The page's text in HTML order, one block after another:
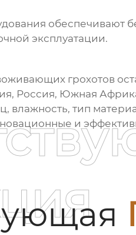
эксплуатации.
грохотов
Россия, Южная
влажность, тип
и